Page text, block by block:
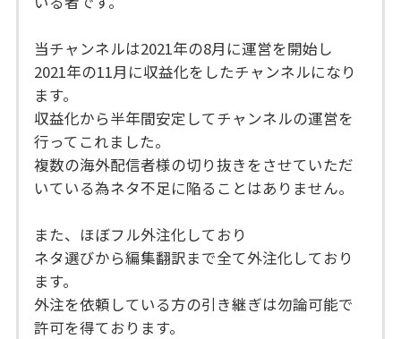
当チャンネルは2021年の8月に運営を開始し
2021年の11月に収益化をしたチャンネルになり
ます。
収益化から半年間安定してチャンネルの運営を
行ってこれました。
複数の海外配信者様の切り抜きをさせていただ
いている為ネタ不足に陥ることはありません。
また、ほぼフル外注化しており
ネタ選びから編集翻訳まで全て外注化しており
ます。
外注を依頼している方の引き継ぎは勿論可能で
許可を得ております。